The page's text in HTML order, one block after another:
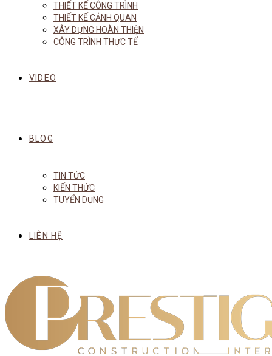
THIẾT KẾ CÔNG TRÌNH
THIẾT KẾ CẢNH QUAN
XÂY DỰNG HOÀN THIỆN
CÔNG TRÌNH THỰC TẾ
VIDEO
BLOG
TIN TỨC
KIẾN THỨC
TUYỂN DỤNG
LIÊN HỆ